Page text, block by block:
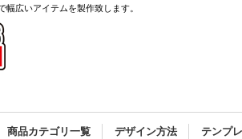
幅広いアイテムを製作致します。
商品カテゴリ一覧 デザイン方法 テンプ